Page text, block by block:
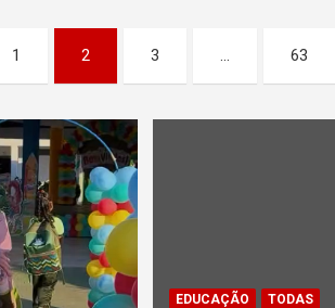
1 2 3 … 63
EDUCAÇÃO TODAS